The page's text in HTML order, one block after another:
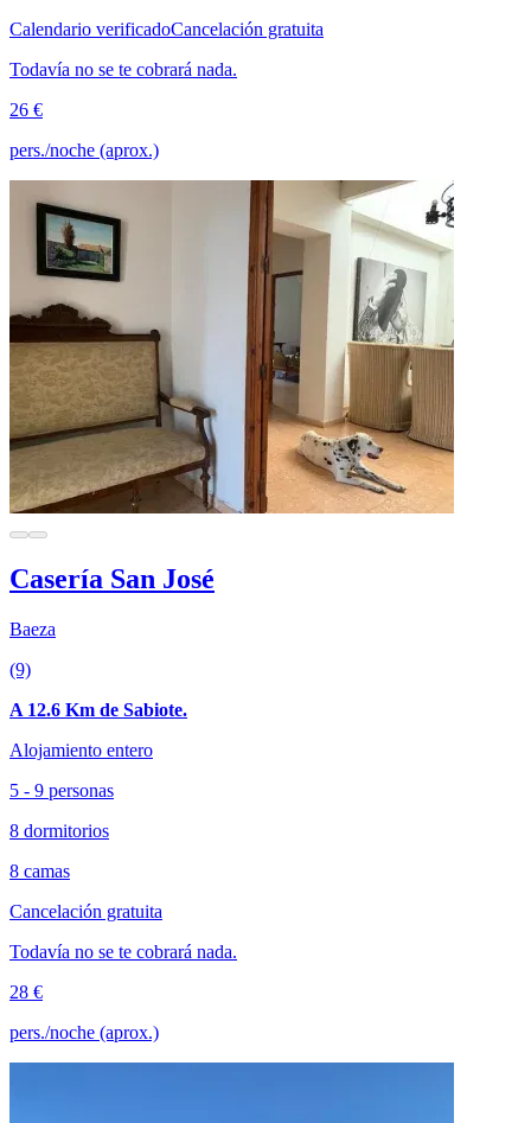
Calendario verificadoCancelación gratuita
Todavía no se te cobrará nada.
26 €
pers./noche (aprox.)
Casería San José
Baeza
(9)
A 12.6 Km de Sabiote.
Alojamiento entero
5 - 9 personas
8 dormitorios
8 camas
Cancelación gratuita
Todavía no se te cobrará nada.
28 €
pers./noche (aprox.)